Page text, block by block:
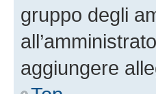
gruppo degli
aggiungere